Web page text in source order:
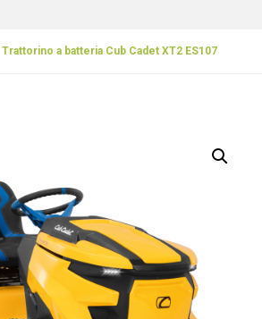
Trattorino a batteria Cub Cadet XT2 ES107